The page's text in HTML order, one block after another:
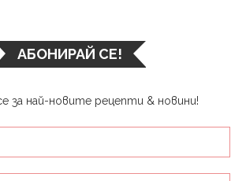
АБОНИРАЙ СЕ!
за най-новите рецепти & новини!